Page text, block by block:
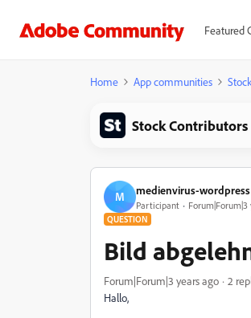
Featured
Home App communities
Stock Contributors
M medienvirus-wordpress
Participant
QUESTION
Bild
Forum|Forum|3 years ago 2
Hallo,